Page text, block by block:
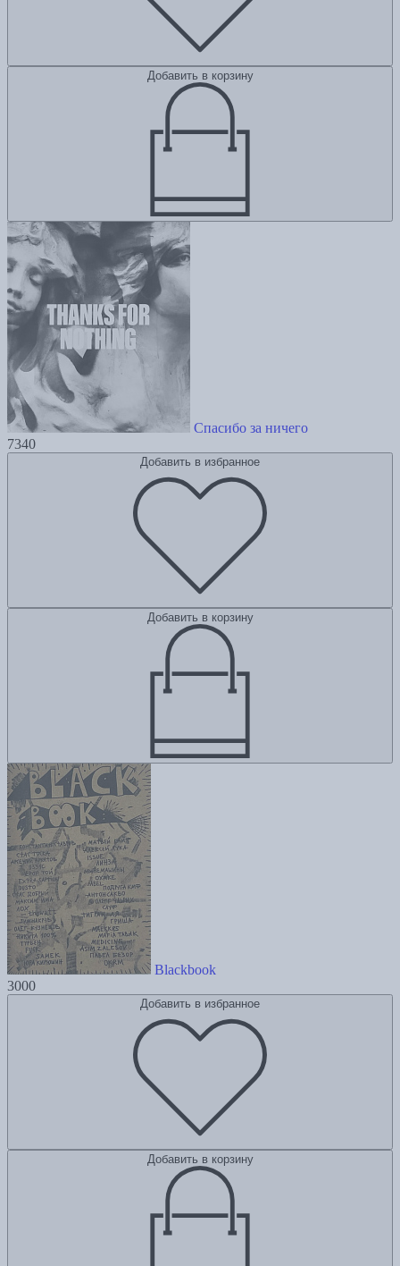
Добавить в корзину
Спасибо за ничего
7340
Добавить в избранное
Добавить в корзину
Blackbook
3000
Добавить в избранное
Добавить в корзину